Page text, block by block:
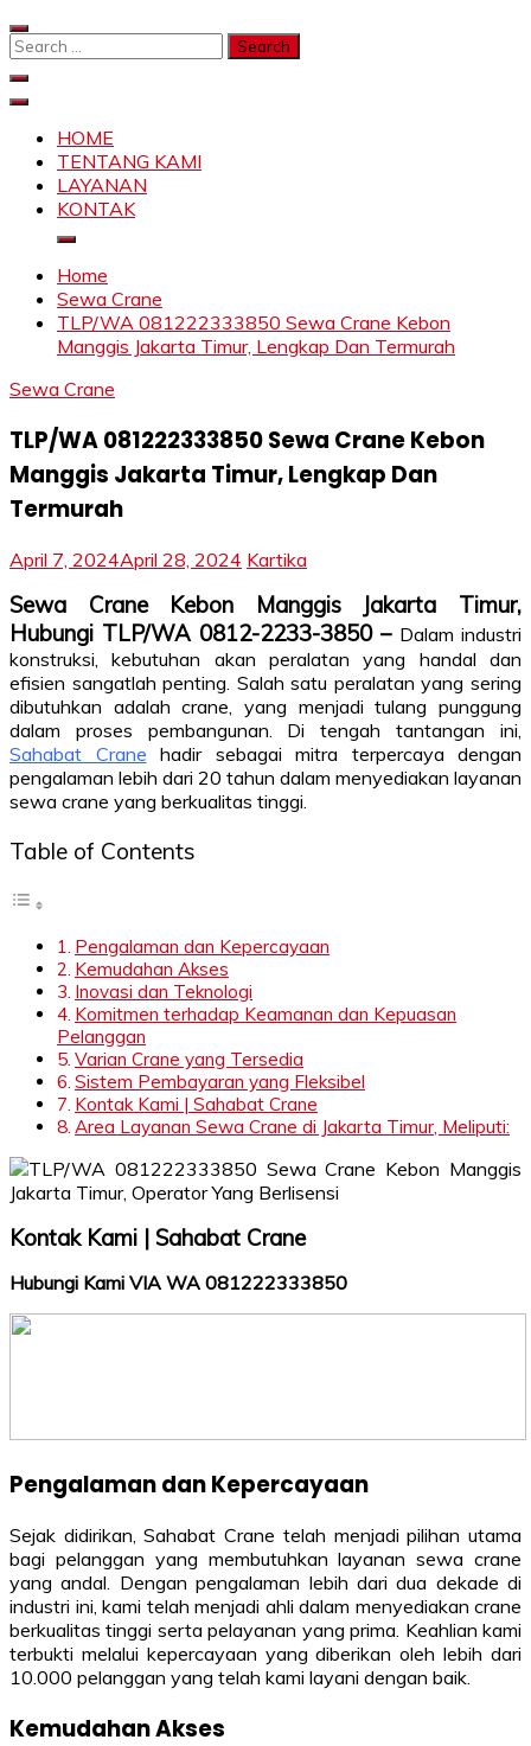
Skip
to
Search
SKYLIFTHOME
TENTANG KAMI
LAYANAN
KONTAK
Home
Sewa Crane
TLP/WA 081222333850 Sewa Crane Kebon
Manggis Jakarta Timur, Lengkap Dan Termurah
Sewa Crane
TLP/WA 081222333850 Sewa Crane Kebon
Manggis Jakarta Timur, Lengkap Dan
Termurah
April 7, 2024April 28, 2024 Kartika
Sewa Crane Kebon Manggis Jakarta Timur,
Hubungi TLP/WA 0812-2233-3850 – Dalam industri
konstruksi, kebutuhan akan peralatan yang handal dan
efisien sangatlah penting. Salah satu peralatan yang sering
dibutuhkan adalah crane, yang menjadi tulang punggung
dalam proses pembangunan. Di tengah tantangan ini,
Sahabat Crane hadir sebagai mitra terpercaya dengan
pengalaman lebih dari 20 tahun dalam menyediakan layanan
sewa crane yang berkualitas tinggi.
Table of Contents
Pengalaman dan Kepercayaan
Kemudahan Akses
Inovasi dan Teknologi
Komitmen terhadap Keamanan dan Kepuasan
Pelanggan
Varian Crane yang Tersedia
Sistem Pembayaran yang Fleksibel
Kontak Kami | Sahabat Crane
Area Layanan Sewa Crane di Jakarta Timur, Meliputi:
Kontak Kami | Sahabat Crane
Hubungi Kami VIA WA 081222333850
Pengalaman dan Kepercayaan
Sejak didirikan, Sahabat Crane telah menjadi pilihan utama
bagi pelanggan yang membutuhkan layanan sewa crane
yang andal. Dengan pengalaman lebih dari dua dekade di
industri ini, kami telah menjadi ahli dalam menyediakan crane
berkualitas tinggi serta pelayanan yang prima. Keahlian kami
terbukti melalui kepercayaan yang diberikan oleh lebih dari
10.000 pelanggan yang telah kami layani dengan baik.
Kemudahan Akses